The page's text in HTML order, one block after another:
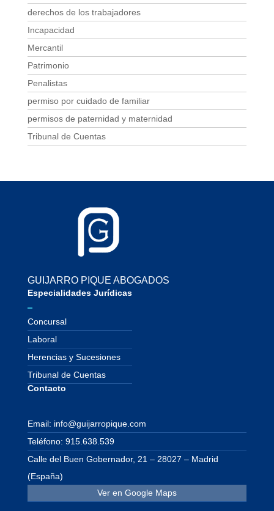
derechos de los trabajadores
Incapacidad
Mercantil
Patrimonio
Penalistas
permiso por cuidado de familiar
permisos de paternidad y maternidad
Tribunal de Cuentas
GUIJARRO PIQUE ABOGADOS
Especialidades Jurídicas
Concursal
Laboral
Herencias y Sucesiones
Tribunal de Cuentas
Contacto
Email: info@guijarropique.com
Teléfono: 915.638.539
Calle del Buen Gobernador, 21 – 28027 – Madrid
(España)
Ver en Google Maps